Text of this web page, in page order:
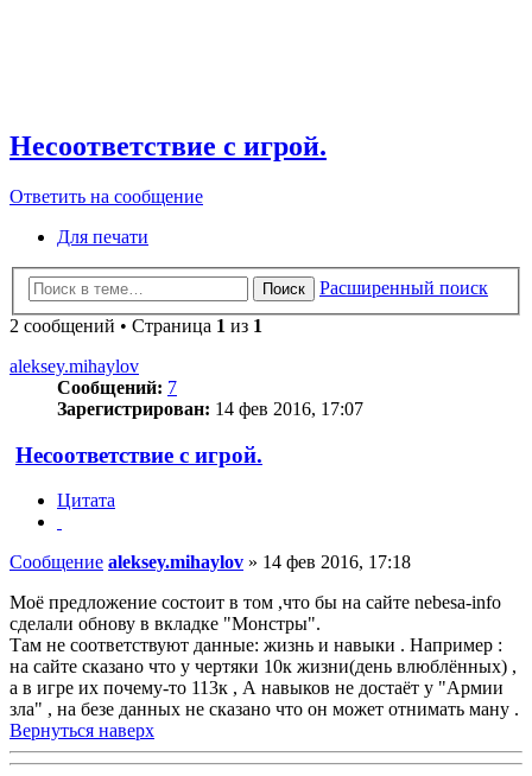
Несоответствие с игрой.
Ответить на сообщение
Для печати
Поиск
Расширенный поиск
2 сообщений • Страница 1 из 1
aleksey.mihaylov
Сообщений: 7
Зарегистрирован: 14 фев 2016, 17:07
Несоответствие с игрой.
Цитата
Сообщение aleksey.mihaylov » 14 фев 2016, 17:18
Моё предложение состоит в том ,что бы на сайте nebesa-info
сделали обнову в вкладке "Монстры".
Там не соответствуют данные: жизнь и навыки . Например :
на сайте сказано что у чертяки 10к жизни(день влюблённых) ,
а в игре их почему-то 113к , А навыков не достаёт у "Армии
зла" , на безе данных не сказано что он может отнимать ману .
Вернуться наверх